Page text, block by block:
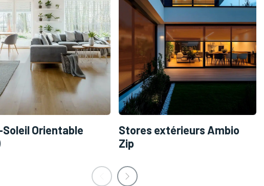
Orientable
Stores extérieurs Ambio
Zip